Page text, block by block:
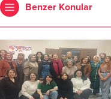
Benzer Konular